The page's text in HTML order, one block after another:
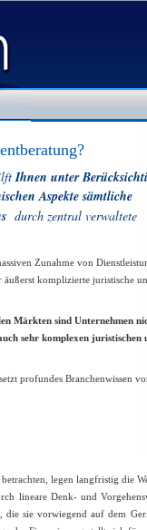
Ihnen unter
Aspekte sämtliche
durch zentral verwaltete
Zunahme von
komplizierte juristische
Märkten sind Unternehmen
sehr komplexen juristischen
profundes Branchenwissen
legen langfristig die
lineare Denk- und
sie vorwiegend auf dem